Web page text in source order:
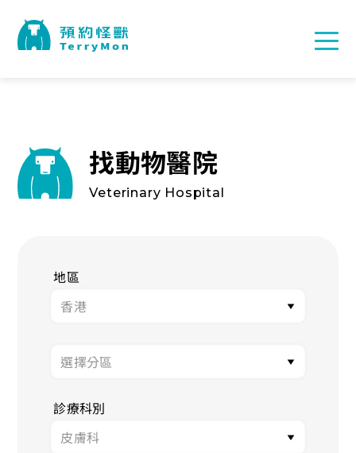
找動物醫院
Veterinary Hospital
地區
診療科別